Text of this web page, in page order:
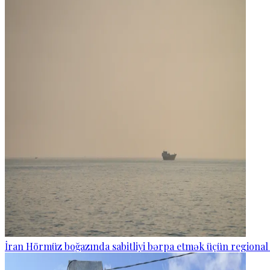
İran Hörmüz boğazında sabitliyi bərpa etmək üçün regional